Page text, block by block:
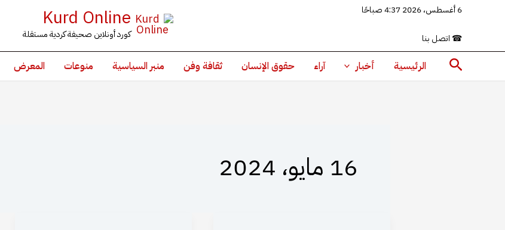
المحتوى
6 أغسطس، 2026 4:37 صباحًا
☎ اتصل بنا
Kurd Online
كورد أونلاين صحيفة كردية مستقلة
البحث الرئيسية أخبار آراء حقوق الإنسان ثقافة وفن منبر السياسية منوعات المعرض
16 مايو، 2024